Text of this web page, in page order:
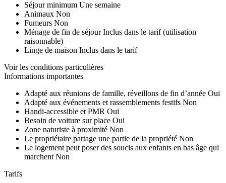
Séjour minimum Une semaine
Animaux Non
Fumeurs Non
Ménage de fin de séjour Inclus dans le tarif (utilisation
raisonnable)
Linge de maison Inclus dans le tarif
Voir les conditions particulières
Informations importantes
Adapté aux réunions de famille, réveillons de fin d’année Oui
Adapté aux événements et rassemblements festifs Non
Handi-accessible et PMR Oui
Besoin de voiture sur place Oui
Zone naturiste à proximité Non
Le propriétaire partage une partie de la propriété Non
Le logement peut poser des soucis aux enfants en bas âge qui
marchent Non
Tarifs